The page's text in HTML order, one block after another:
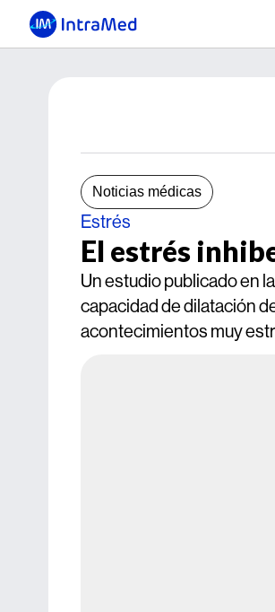
Noticias médicas
Estrés
El estrés
Un estudio publicado en
capacidad de dilatación
acontecimientos muy